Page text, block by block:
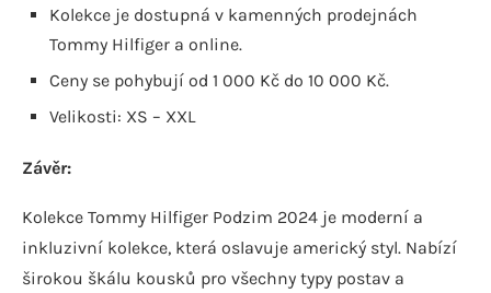
Kolekce je dostupná v kamenných prodejnách
Tommy Hilfiger a online.
Ceny se pohybují od 1 000 Kč do 10 000 Kč.
Velikosti: XS – XXL
Závěr:
Kolekce Tommy Hilfiger Podzim 2024 je moderní a
inkluzivní kolekce, která oslavuje americký styl. Nabízí
širokou škálu kousků pro všechny typy postav a